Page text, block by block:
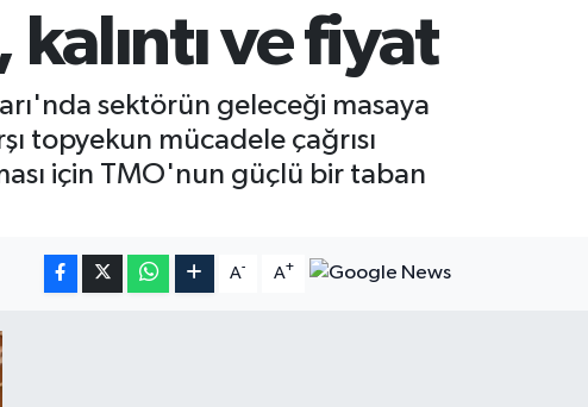
ve fiyat
sektörün geleceği masaya
topyekun mücadele çağrısı
için TMO'nun güçlü bir taban
A- A+